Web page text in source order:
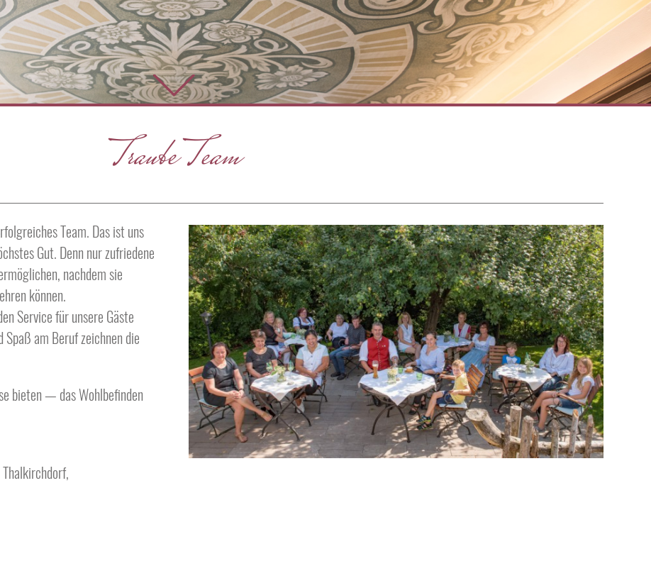
Traube Team
Team. Das ist uns
Gut. Denn nur zufriedene
nachdem sie
können.
Service für unsere Gäste
am Beruf zeichnen die
bieten — das Wohlbefinden